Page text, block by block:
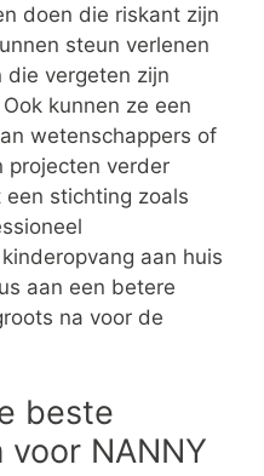
doen die riskant zijn
steun verlenen
die vergeten zijn
kunnen ze een
wetenschappers of
projecten verder
stichting zoals
aan huis
aan een betere
na voor de
beste
NANNY